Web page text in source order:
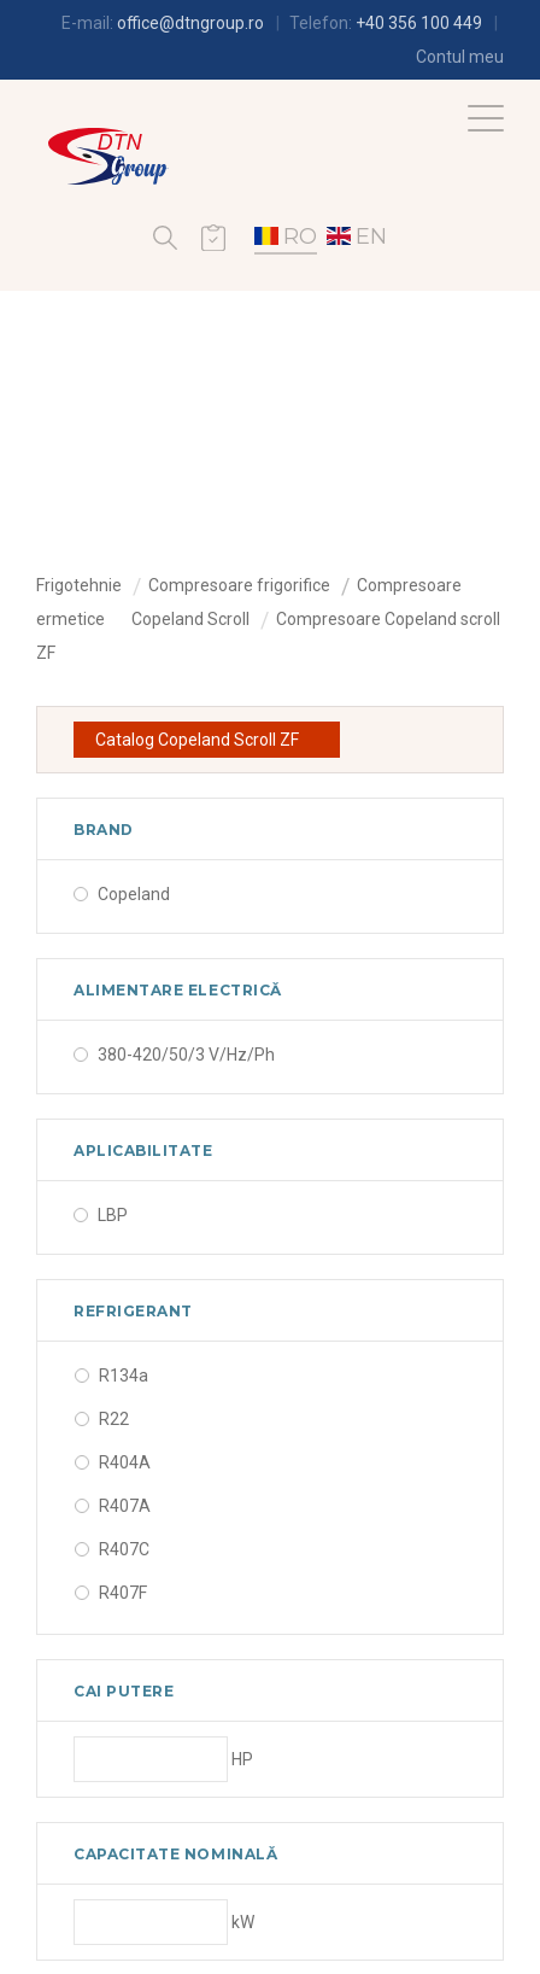
E-mail: office@dtngroup.ro Telefon: +40 356 100 449
Contul meu
RO EN
Frigotehnie Compresoare frigorifice
Compresoare
ermetice
Copeland Scroll
Compresoare Copeland scroll
ZF
Catalog Copeland Scroll ZF
BRAND
Copeland
ALIMENTARE ELECTRICĂ
380-420/50/3 V/Hz/Ph
APLICABILITATE
LBP
REFRIGERANT
R134a
R22
R404A
R407A
R407C
R407F
R448A
CAI PUTERE
HP
CAPACITATE NOMINALĂ
kW